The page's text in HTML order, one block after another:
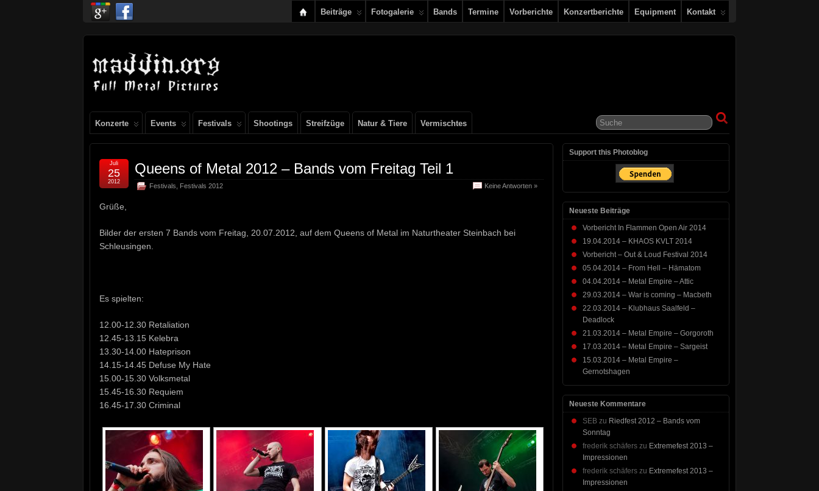
Beiträge Fotogalerie Bands Termine Vorberichte Konzertberichte Equipment Kontakt
Konzerte Events Festivals Shootings Streifzüge Natur & Tiere Vermischtes
Queens of Metal 2012 – Bands vom Freitag Teil 1
Festivals Festivals 2012 Keine Antworten »
Juli
25
2012
Grüße,
Bilder der ersten 7 Bands vom Freitag, 20.07.2012, auf dem Queens of Metal im Naturtheater Steinbach bei
Schleusingen.
Es spielten:
12.00-12.30 Retaliation
12.45-13.15 Kelebra
13.30-14.00 Hateprison
14.15-14.45 Defuse My Hate
15.00-15.30 Volksmetal
15.45-16.30 Requiem
16.45-17.30 Criminal
Support this Photoblog
Neueste Beiträge
Vorbericht In Flammen Open Air 2014
19.04.2014 – KHAOS KVLT 2014
Vorbericht – Out & Loud Festival 2014
05.04.2014 – From Hell – Hämatom
04.04.2014 – Metal Empire – Attic
29.03.2014 – War is coming – Macbeth
22.03.2014 – Klubhaus Saalfeld –
Deadlock
21.03.2014 – Metal Empire – Gorgoroth
17.03.2014 – Metal Empire – Sargeist
15.03.2014 – Metal Empire –
Gernotshagen
Neueste Kommentare
SEB zu Riedfest 2012 – Bands vom
Sonntag
frederik schäfers zu Extremefest 2013 –
Impressionen
frederik schäfers zu Extremefest 2013 –
Impressionen